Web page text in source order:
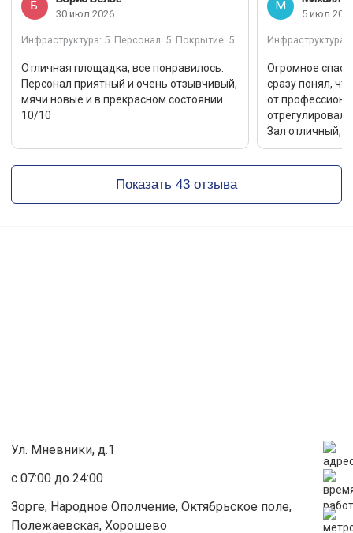
- единоборства
- персональные тренировки по футболу ⚽
- танцы
- ГИМНАСТИКА
Бесплатная парковка - это очень удобно ;-)
Б
30 июл 2026
Инфраструктура: 5 Персонал: 5 Покрытие: 5
Отличная площадка, все понравилось.
Персонал приятный и очень отзывчивый,
мячи новые и в прекрасном состоянии.
10/10
М
5 июл
Инфраструктура
Огромное
сразу понял,
от
отрегулировал
Зал отличный,
Показать 43 отзыва
Ул. Мневники, д.1
с 07:00 до 24:00
Зорге, Народное Ополчение, Октябрьское поле,
Полежаевская, Хорошево